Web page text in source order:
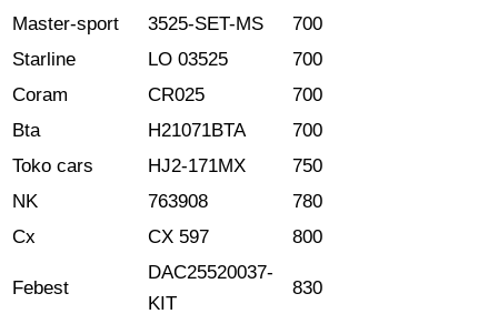
Master-sport
3525-SET-MS
700
Starline
LO 03525
700
Coram
CR025
700
Bta
H21071BTA
700
Toko cars
HJ2-171MX
750
NK
763908
780
Cx
CX 597 800
Febest
DAC25520037-
KIT
830